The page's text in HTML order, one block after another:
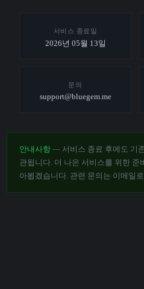
서비스 종료일
2026년 05월 13일
문의
support@bluegem.me
안내사항 — 서비스 종료 후에도 기
관됩니다. 더 나은 서비스를 위한
아뵙겠습니다. 관련 문의는 이메일